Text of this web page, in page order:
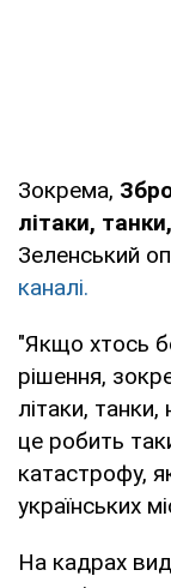
Зокрема,
літаки,
Зеленський
каналі.
"Якщо хтось
рішення,
літаки,
це робить
катастрофу,
українських
На кадрах